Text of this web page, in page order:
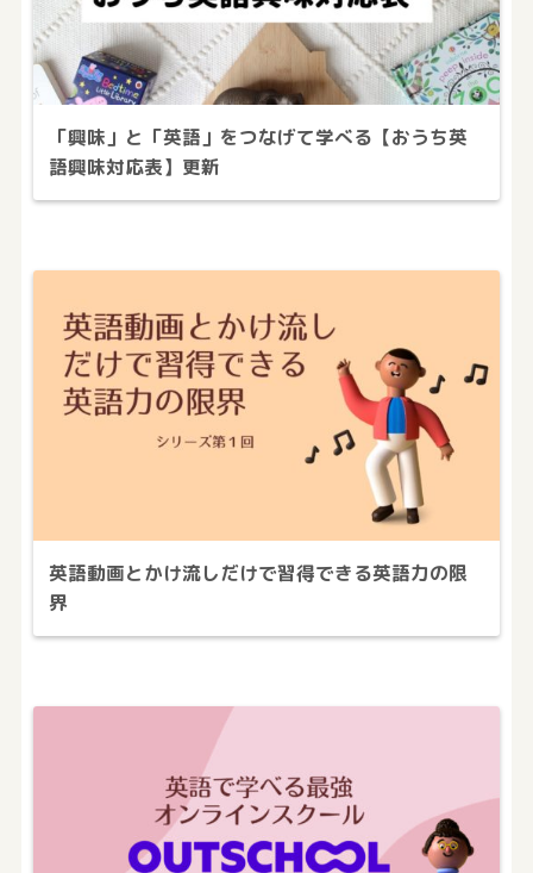
「興味」と「英語」をつなげて学べる【おうち英
語興味対応表】更新
英語動画とかけ流しだけで習得できる英語力の限
界